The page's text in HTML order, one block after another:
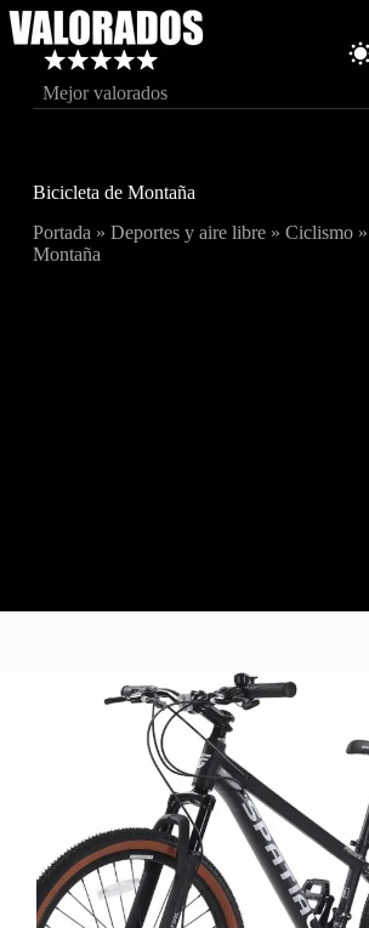
Saltar
al
contenido
Mejor valorados
Bicicleta de Montaña
Portada » Deportes y aire libre» Ciclismo»
Montaña